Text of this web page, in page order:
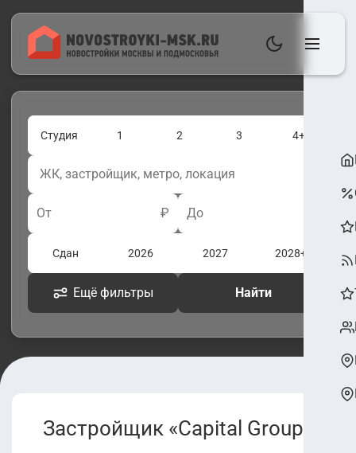
Студия 1 2 3 4+
От ₽ До
Сдан 2026 2027 2028+
Ещё фильтры Найти
Застройщик «Capital Group»